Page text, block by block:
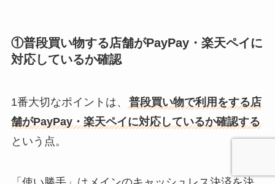
①普段買い物する店舗がPayPay・楽天ペイに
対応しているか確認
1番大切なポイントは、
普段買い物で利用をする店
舗がPayPay・楽天ペイに対応しているか確認する
という点。